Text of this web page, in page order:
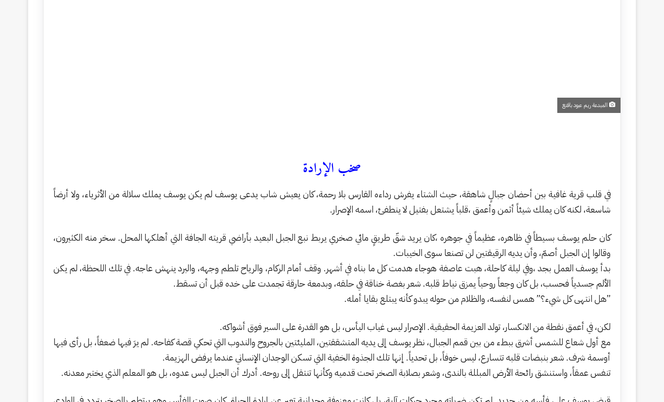
المبدعة ريم عبود بافنع
صخب الإرادة
في قلب قرية غافية بين أحضان جبالٍ شاهقة، حيث الشتاء يفرش رداءه القارس بلا رحمة، كان يعيش شاب يدعى يوسف لم يكن يوسف يملك سلالة من الأثرياء، ولا أرضاً
شاسعة، لكنه كان يملك شيئاً أثمن وأعمق ،قلباً يشتعل بفتيل لا ينطفئ، اسمه الإصرار.
​كان حلم يوسف بسيطاً في ظاهره، عظيماً في جوهره ،كان يريد شقّ طريقٍ مائي صخري يربط نبع الجبل البعيد بأراضي قريته الجافة التي أهلكها المحل. سخر منه الكثيرون،
وقالوا إن الجبل أصمّ، وأن يديه الرقيقتين لن تصنعا سوى الخيبات.
​بدأ يوسف العمل بجد ،وفي ليلة كاحلة، هبت عاصفة هوجاء هدمت كل ما بناه في أشهر. وقف أمام الركام، والرياح تلطم وجهه، والبرد ينهش عاجه. في تلك اللحظة، لم يكن
الألم جسدياً فحسب، بل كان وجعاً روحياً يمزق نياط قلبه. شعر بغصة خناقة في حلقه، وبدمعة حارقة تجمدت على خده قبل أن تسقط.
​”هل انتهى كل شيء؟” همس لنفسه، والظلام من حوله يبدو كأنه يبتلع بقايا أمله.
​لكن، في أعمق نقطة من الانكسار، تولد العزيمة الحقيقية. الإصرار ليس غياب اليأس، بل هو القدرة على السير فوق أشواكه.
​مع أول شعاع للشمس أشرق ببطء من بين قمم الجبال، نظر يوسف إلى يديه المتشققتين، المليئتين بالجروح والندوب التي تحكي قصة كفاحه. لم يرَ فيها ضعفاً، بل رأى فيها
أوسمة شرف. شعر بنبضات قلبه تتسارع، ليس خوفاً، بل تحدياً. إنها تلك الجذوة الخفية التي تسكن الوجدان الإنساني عندما يرفض الهزيمة.
​تنفس عمقاً، واستنشق رائحة الأرض المبللة بالندى، وشعر بصلابة الصخر تحت قدميه وكأنها تنتقل إلى روحه. أدرك أن الجبل ليس عدوه، بل هو المعلم الذي يختبر معدنه.